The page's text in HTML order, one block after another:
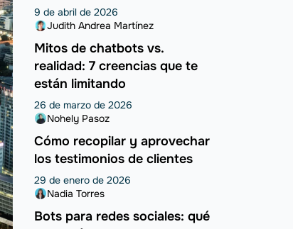
9 de abril de 2026
Judith Andrea Martínez
Mitos de chatbots vs.
realidad: 7 creencias que te
están limitando
26 de marzo de 2026
Nohely Pasoz
Cómo recopilar y aprovechar
los testimonios de clientes
29 de enero de 2026
Nadia Torres
Bots para redes sociales: qué